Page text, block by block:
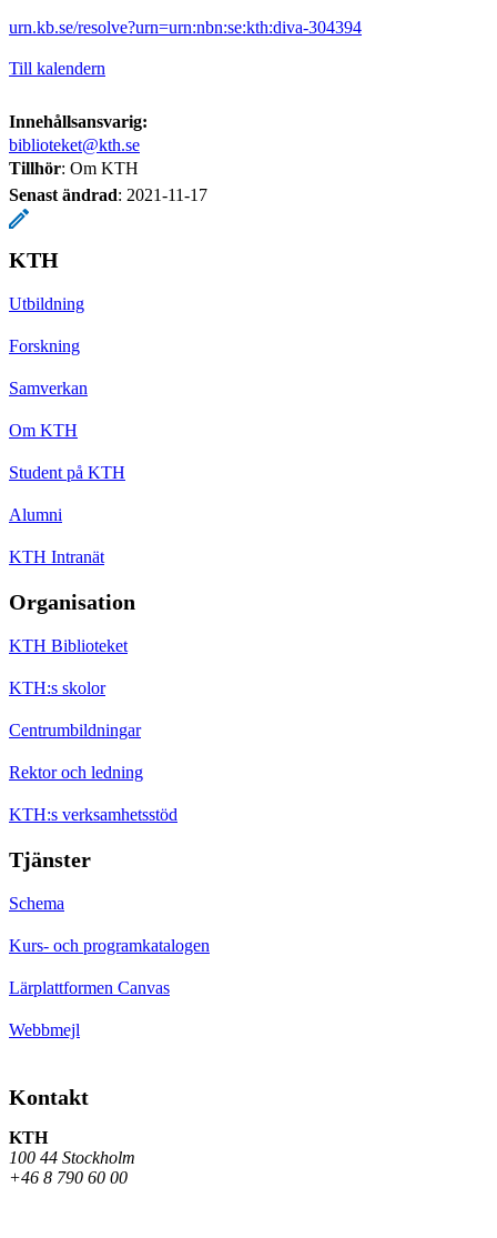
urn.kb.se/resolve?urn=urn:nbn:se:kth:diva-304394
Till kalendern
Innehållsansvarig:
biblioteket@kth.se
Tillhör: Om KTH
Senast ändrad: 2021-11-17
KTH
Utbildning
Forskning
Samverkan
Om KTH
Student på KTH
Alumni
KTH Intranät
Organisation
KTH Biblioteket
KTH:s skolor
Centrumbildningar
Rektor och ledning
KTH:s verksamhetsstöd
Tjänster
Schema
Kurs- och programkatalogen
Lärplattformen Canvas
Webbmejl
Kontakt
KTH
100 44 Stockholm
+46 8 790 60 00